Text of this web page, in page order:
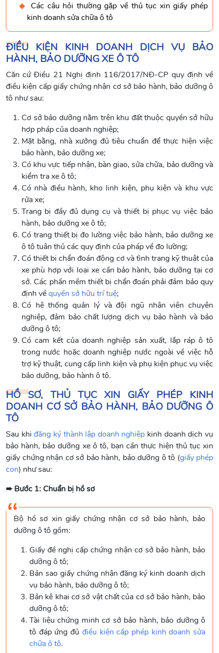
Các câu hỏi thường gặp về thủ tục xin giấy phép
kinh doanh sửa chữa ô tô
ĐIỀU KIỆN KINH DOANH DỊCH VỤ BẢO
HÀNH, BẢO DƯỠNG XE Ô TÔ
Căn cứ Điều 21 Nghị định 116/2017/NĐ-CP quy định về
điều kiện cấp giấy chứng nhận cơ sở bảo hành, bảo dưỡng ô
tô như sau:
Cơ sở bảo dưỡng nằm trên khu đất thuộc quyền sở hữu
hợp pháp của doanh nghiệp;
Mặt bằng, nhà xưởng đủ tiêu chuẩn để thực hiện việc
bảo hành, bảo dưỡng xe;
Có khu vực tiếp nhận, bàn giao, sửa chữa, bảo dưỡng và
kiểm tra xe ô tô;
Có nhà điều hành, kho linh kiện, phụ kiện và khu vực
rửa xe;
Trang bị đầy đủ dụng cụ và thiết bị phục vụ việc bảo
hành, bảo dưỡng xe ô tô;
Có trang thiết bị đo lường việc bảo hành, bảo dưỡng xe
ô tô tuân thủ các quy định của pháp về đo lường;
Có thiết bị chẩn đoán động cơ và tình trạng kỹ thuật của
xe phù hợp với loại xe cần bảo hành, bảo dưỡng tại cơ
sở. Các phần mềm thiết bị chẩn đoán phải đảm bảo quy
định vềquyền sở hữu trí tuệ;
Có hệ thống quản lý và đội ngũ nhân viên chuyên
nghiệp, đảm bảo chất lượng dịch vụ bảo hành và bảo
dưỡng ô tô;
Có cam kết của doanh nghiệp sản xuất, lắp ráp ô tô
trong nước hoặc doanh nghiệp nước ngoài về việc hỗ
trợ kỹ thuật, cung cấp linh kiện và phụ kiện phục vụ việc
bảo dưỡng, bảo hành ô tô.
HỒ SƠ, THỦ TỤC XIN GIẤY PHÉP KINH
DOANH CƠ SỞ BẢO HÀNH, BẢO DƯỠNG Ô
TÔ
Sau khiđăng ký thành lập doanh nghiệp kinh doanh dịch vụ
bảo hành, bảo dưỡng xe ô tô, bạn cần thực hiện thủ tục xin
giấy chứng nhận cơ sở bảo hành, bảo dưỡng ô tô (giấy phép
con) như sau:
➨ Bước 1: Chuẩn bị hồ sơ
Bộ hồ sơ xin giấy chứng nhận cơ sở bảo hành, bảo
dưỡng ô tô gồm:
Giấy đề nghị cấp chứng nhận cơ sở bảo hành, bảo
dưỡng ô tô;
Bản sao giấy chứng nhận đăng ký kinh doanh dịch
vụ bảo hành, bảo dưỡng ô tô;
Bản kê khai cơ sở vật chất của cơ sở bảo hành, bảo
dưỡng ô tô;
Tài liệu chứng minh cơ sở bảo hành, bảo dưỡng ô
tô đáp ứng đủ điều kiện cấp phép kinh doanh sửa
chữa ô tô.